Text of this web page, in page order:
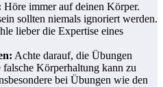
Höre immer auf deinen Körper.
sollten niemals ignoriert werden.
lieber die Expertise eines
Achte darauf, die Übungen
Körperhaltung kann zu
bei Übungen wie den